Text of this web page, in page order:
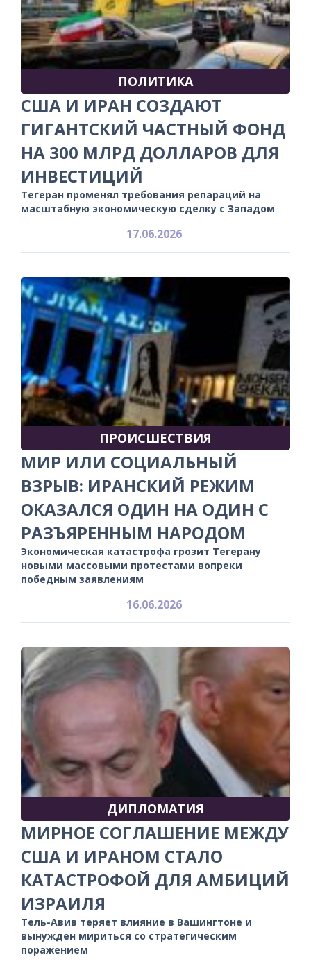
ПОЛИТИКА
США И ИРАН СОЗДАЮТ
ГИГАНТСКИЙ ЧАСТНЫЙ ФОНД
НА 300 МЛРД ДОЛЛАРОВ ДЛЯ
ИНВЕСТИЦИЙ
Тегеран променял требования репараций на
масштабную экономическую сделку с Западом
17.06.2026
ПРОИСШЕСТВИЯ
МИР ИЛИ СОЦИАЛЬНЫЙ
ВЗРЫВ: ИРАНСКИЙ РЕЖИМ
ОКАЗАЛСЯ ОДИН НА ОДИН С
РАЗЪЯРЕННЫМ НАРОДОМ
Экономическая катастрофа грозит Тегерану
новыми массовыми протестами вопреки
победным заявлениям
16.06.2026
ДИПЛОМАТИЯ
МИРНОЕ СОГЛАШЕНИЕ МЕЖДУ
США И ИРАНОМ СТАЛО
КАТАСТРОФОЙ ДЛЯ АМБИЦИЙ
ИЗРАИЛЯ
Тель-Авив теряет влияние в Вашингтоне и
вынужден мириться со стратегическим
поражением